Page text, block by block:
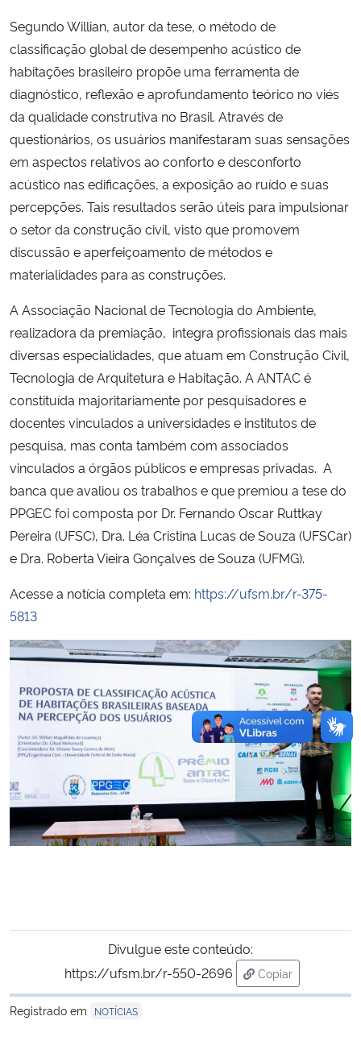
Secretaria-Geral
Secretaria de Governo
Gabinete de Segurança Institucional
Advocacia-Geral da União
Segundo Willian, autor da tese, o método de
classificação global de desempenho acústico de
habitações brasileiro propõe uma ferramenta de
diagnóstico, reflexão e aprofundamento teórico no viés
da qualidade construtiva no Brasil. Através de
questionários, os usuários manifestaram suas sensações
em aspectos relativos ao conforto e desconforto
acústico nas edificações, a exposição ao ruído e suas
percepções. Tais resultados serão úteis para impulsionar
o setor da construção civil, visto que promovem
discussão e aperfeiçoamento de métodos e
materialidades para as construções.
A Associação Nacional de Tecnologia do Ambiente,
realizadora da premiação, integra profissionais das mais
diversas especialidades, que atuam em Construção Civil,
Tecnologia de Arquitetura e Habitação. A ANTAC é
constituída majoritariamente por pesquisadores e
docentes vinculados a universidades e institutos de
pesquisa, mas conta também com associados
vinculados a órgãos públicos e empresas privadas. A
banca que avaliou os trabalhos e que premiou a tese do
PPGEC foi composta por Dr. Fernando Oscar Ruttkay
Pereira (UFSC), Dra. Léa Cristina Lucas de Souza (UFSCar)
e Dra. Roberta Vieira Gonçalves de Souza (UFMG).
Acesse a notícia completa em: https://ufsm.br/r-375-
5813
Divulgue este conteúdo:
https://ufsm.br/r-550-2696
Copiar
para área de
Registrado em
NOTÍCIAS